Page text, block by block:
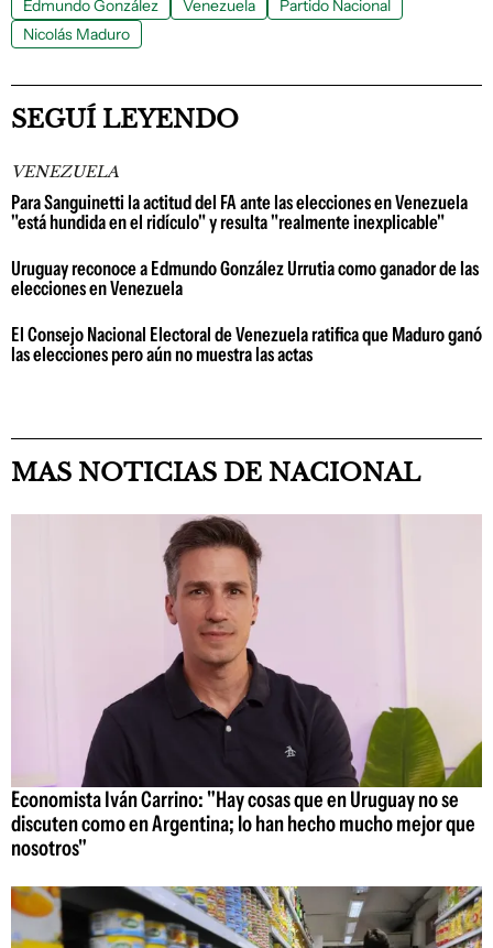
Edmundo González Venezuela
Partido Nacional
Nicolás Maduro
SEGUÍ LEYENDO
VENEZUELA
Para Sanguinetti la actitud del FA ante las elecciones en Venezuela
"está hundida en el ridículo" y resulta "realmente inexplicable"
Uruguay reconoce a Edmundo González Urrutia como ganador de las
elecciones en Venezuela
El Consejo Nacional Electoral de Venezuela ratifica que Maduro ganó
las elecciones pero aún no muestra las actas
MAS NOTICIAS DE NACIONAL
Economista Iván Carrino: "Hay cosas que en Uruguay no se
discuten como en Argentina; lo han hecho mucho mejor que
nosotros"